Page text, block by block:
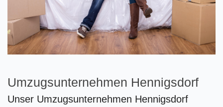
Umzugsunternehmen Hennigsdorf
Unser Umzugsunternehmen Hennigsdorf